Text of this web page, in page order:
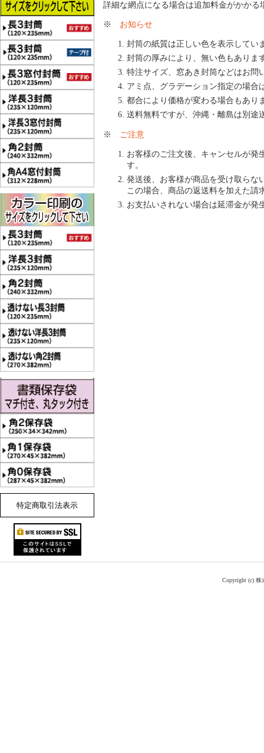
特定商取引法表示
詳細な網点になる場合は追加料金がかかる
※ お知らせ
封筒の紙質は正しい色を表示してい
封筒の厚みにより、無い色もありま
特注サイズ、窓あき封筒などはお問
アミ点、グラデーション指定の場合
都合により価格が変わる場合もあり
送料無料ですが、沖縄・離島は別途
※ ご注意
お客様のご注文後、キャンセルが発
す。
発送後、お客様が商品を受け取らな
この場合、商品の返送料を加えた請
お支払いされない場合は延滞金が発
Copyright (c)